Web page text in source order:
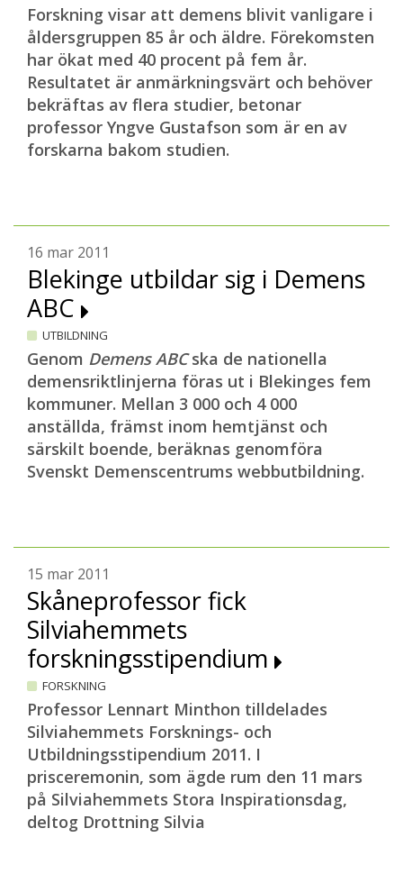
Forskning visar att demens blivit vanligare i
åldersgruppen 85 år och äldre. Förekomsten
har ökat med 40 procent på fem år.
Resultatet är anmärkningsvärt och behöver
bekräftas av flera studier, betonar
professor Yngve Gustafson som är en av
forskarna bakom studien.
16 mar 2011
Blekinge utbildar sig i Demens
ABC
UTBILDNING
Genom Demens ABCska de nationella
demensriktlinjerna föras ut i Blekinges fem
kommuner. Mellan 3 000 och 4 000
anställda, främst inom hemtjänst och
särskilt boende, beräknas genomföra
Svenskt Demenscentrums webbutbildning.
15 mar 2011
Skåneprofessor fick
Silviahemmets
forskningsstipendium
FORSKNING
Professor Lennart Minthon tilldelades
Silviahemmets Forsknings- och
Utbildningsstipendium 2011. I
prisceremonin, som ägde rum den 11 mars
på Silviahemmets Stora Inspirationsdag,
deltog Drottning Silvia